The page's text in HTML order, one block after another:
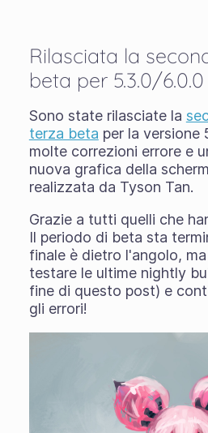
Rilasciata la
beta per 5.3.0/6.0.0
Sono state rilasciate la
terza beta per la versione
molte correzioni errore e
nuova grafica della
realizzata da Tyson Tan.
Grazie a tutti quelli che
Il periodo di beta sta
finale è dietro l'angolo,
testare le ultime nightly
fine di questo post) e
gli errori!